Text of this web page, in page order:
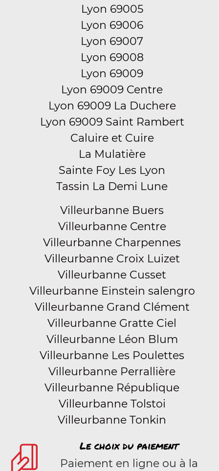
Lyon 69005
Lyon 69006
Lyon 69007
Lyon 69008
Lyon 69009
Lyon 69009 Centre
Lyon 69009 La Duchere
Lyon 69009 Saint Rambert
Caluire et Cuire
La Mulatière
Sainte Foy Les Lyon
Tassin La Demi Lune
Villeurbanne Buers
Villeurbanne Centre
Villeurbanne Charpennes
Villeurbanne Croix Luizet
Villeurbanne Cusset
Villeurbanne Einstein salengro
Villeurbanne Grand Clément
Villeurbanne Gratte Ciel
Villeurbanne Léon Blum
Villeurbanne Les Poulettes
Villeurbanne Perrallière
Villeurbanne République
Villeurbanne Tolstoi
Villeurbanne Tonkin
Le choix du paiement
Paiement en ligne ou à la